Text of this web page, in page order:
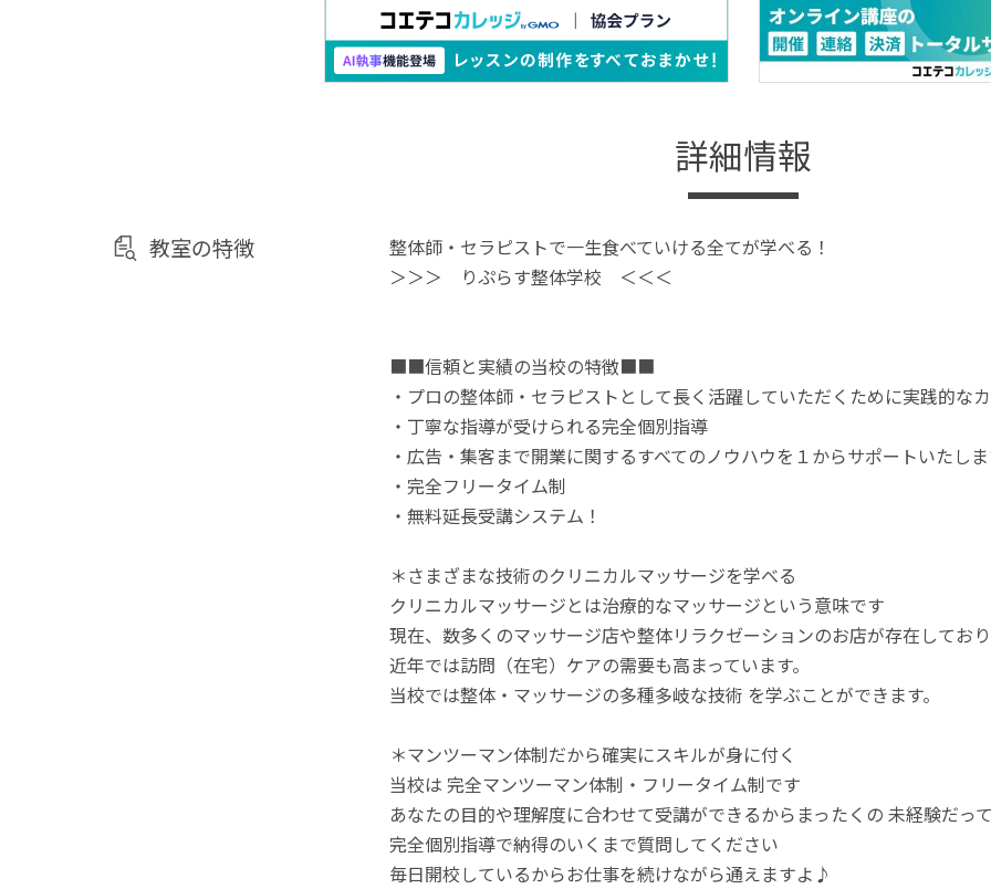
詳細情報
教室の特徴
整体師・セラピストで一生食べていける全てが学べる！
＞＞＞ りぷらす整体学校 ＜＜＜
■■信頼と実績の当校の特徴■■
・プロの整体師・セラピストとして長く活躍していただくために実践的な
・丁寧な指導が受けられる完全個別指導
・広告・集客まで開業に関するすべてのノウハウを１からサポートいたし
・完全フリータイム制
・無料延長受講システム！
＊さまざまな技術のクリニカルマッサージを学べる
クリニカルマッサージとは治療的なマッサージという意味です
現在、数多くのマッサージ店や整体リラクゼーションのお店が存在しており
近年では訪問（在宅）ケアの需要も高まっています。
当校では整体・マッサージの多種多岐な技術 を学ぶことができます。
＊マンツーマン体制だから確実にスキルが身に付く
当校は 完全マンツーマン体制・フリータイム制です
あなたの目的や理解度に合わせて受講ができるからまったくの 未経験だっ
完全個別指導で納得のいくまで質問してください
毎日開校しているからお仕事を続けながら通えますよ♪